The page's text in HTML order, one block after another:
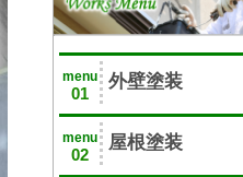
menu
01
外壁塗装
menu
02
屋根塗装